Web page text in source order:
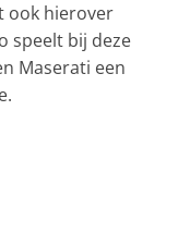
ook hierover
speelt bij deze
Maserati een